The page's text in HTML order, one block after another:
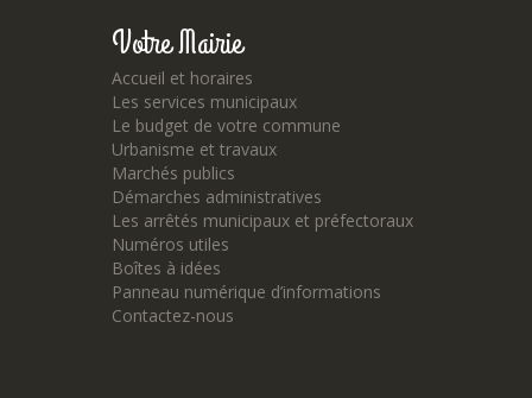
Votre Mairie
Accueil et horaires
Les services municipaux
Le budget de votre commune
Urbanisme et travaux
Marchés publics
Démarches administratives
Les arrêtés municipaux et préfectoraux
Numéros utiles
Boîtes à idées
Panneau numérique d’informations
Contactez-nous